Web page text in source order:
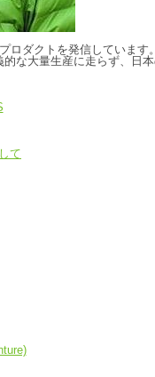
ダクトを発信していま
な大量生産に走らず、日
て